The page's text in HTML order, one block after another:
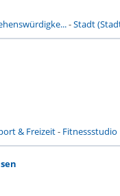
-Stadt
& Freizeit- Fitnessstudio